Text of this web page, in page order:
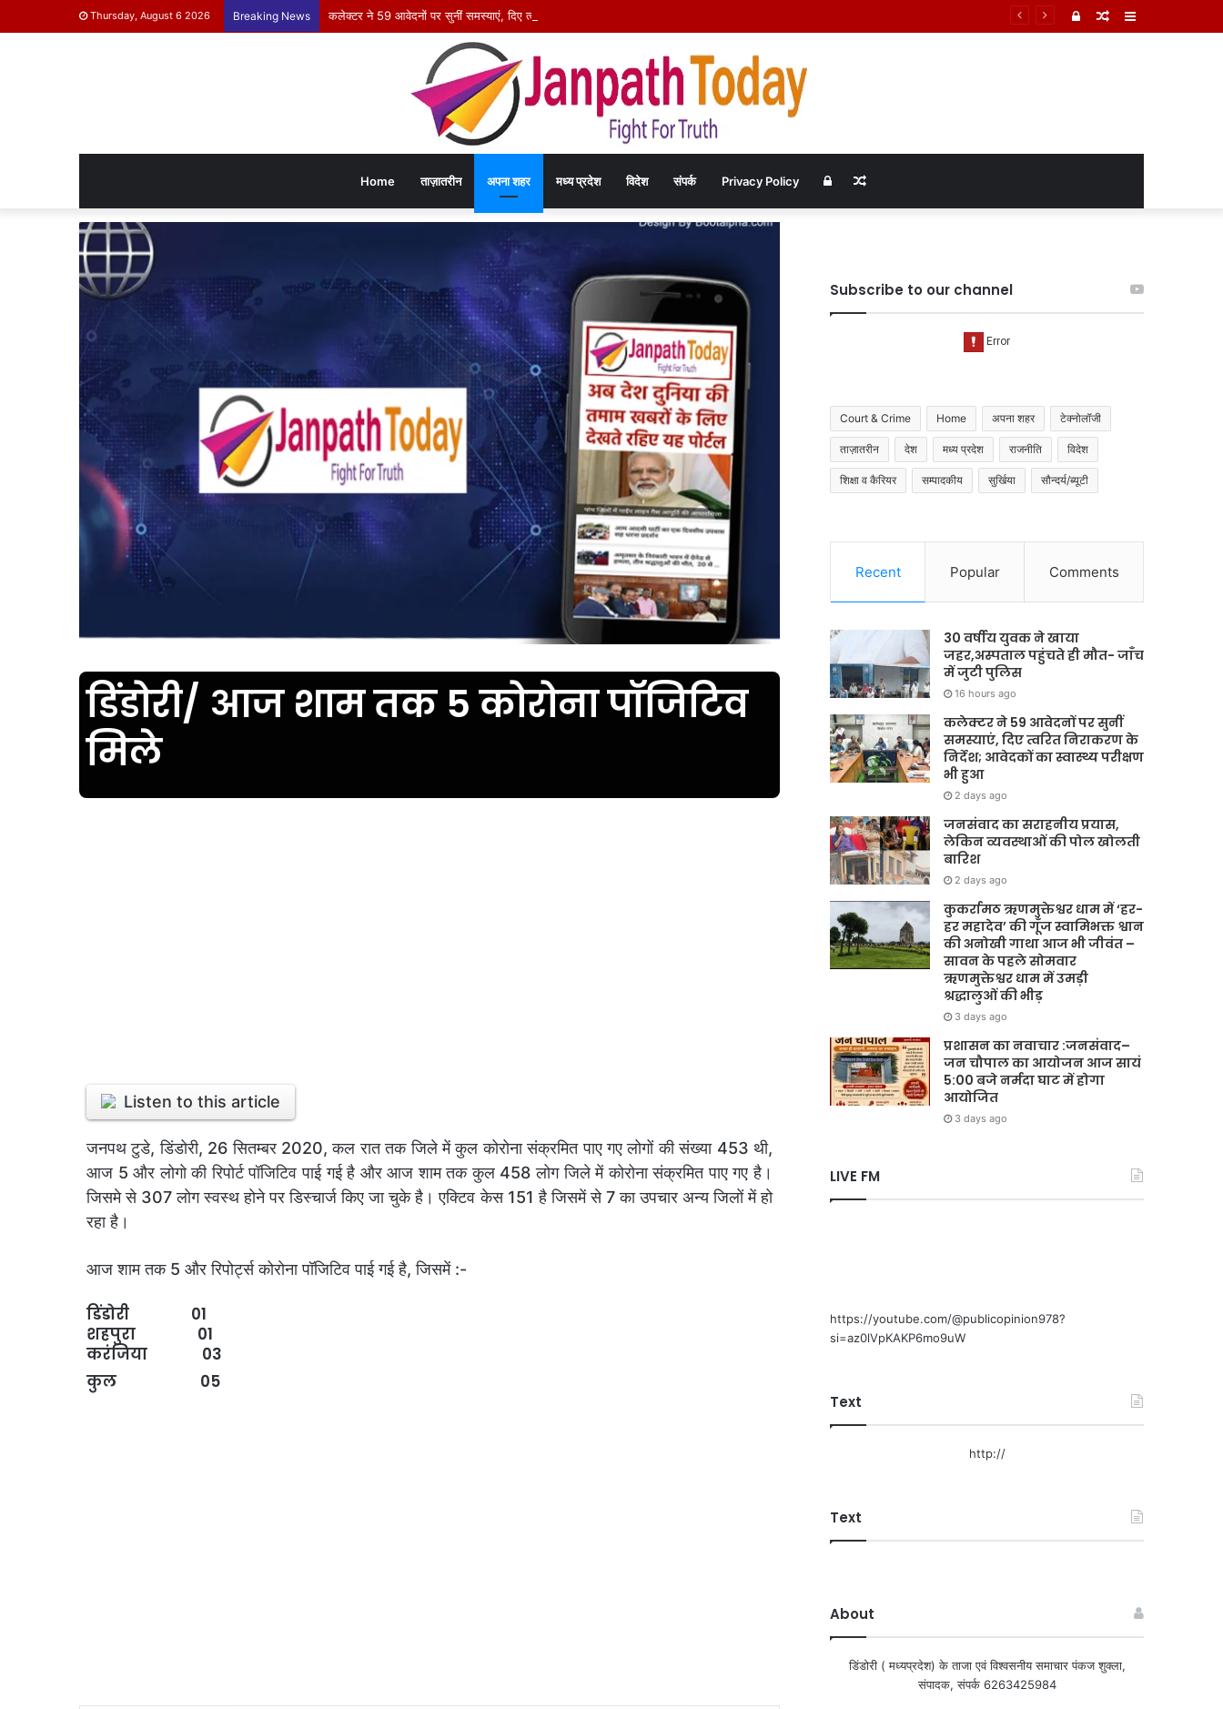
Thursday, August 6 2026 Breaking News कलेक्टर ने 59 आवेदनों पर सुनीं समस्याएं, दिए त्वरित निराकरण के निर्देश; आवेदकों का स्वास्थ्य परीक्षण भी हुआ Random
Log
Home ताज़ातरीन अपना शहर मध्य प्रदेश विदेश संपर्क Privacy Policy Random
Log
डिंडोरी/ आज शाम तक 5 कोरोना पॉजिटिव
मिले
Listen to this article
जनपथ टुडे, डिंडोरी, 26 सितम्बर 2020, कल रात तक जिले में कुल कोरोना संक्रमित पाए गए लोगों की संख्या 453 थी,
आज 5 और लोगो की रिपोर्ट पॉजिटिव पाई गई है और आज शाम तक कुल 458 लोग जिले में कोरोना संक्रमित पाए गए है।
जिसमे से 307 लोग स्वस्थ होने पर डिस्चार्ज किए जा चुके है। एक्टिव केस 151 है जिसमें से 7 का उपचार अन्य जिलों में हो
रहा है।
आज शाम तक 5 और रिपोर्ट्स कोरोना पॉजिटिव पाई गई है, जिसमें :-
डिंडोरी 01
शहपुरा 01
करंजिया 03
कुल 05
Subscribe to our channel
Court & Crime Home अपना शहर टेक्नोलॉजी
ताज़ातरीन देश मध्य प्रदेश राजनीति विदेश
शिक्षा व कैरियर सम्पादकीय सुर्खिया सौन्दर्य/ब्यूटी
Recent Popular Comments
30 वर्षीय युवक ने खाया
जहर,अस्पताल पहुंचते ही मौत- जाँच
में जुटी पुलिस
16 hours ago
कलेक्टर ने 59 आवेदनों पर सुनीं
समस्याएं, दिए त्वरित निराकरण के
निर्देश; आवेदकों का स्वास्थ्य परीक्षण
भी हुआ
2 days ago
जनसंवाद का सराहनीय प्रयास,
लेकिन व्यवस्थाओं की पोल खोलती
बारिश
2 days ago
कुकर्रामठ ऋणमुक्तेश्वर धाम में ‘हर-
हर महादेव’ की गूँज स्वामिभक्त श्वान
की अनोखी गाथा आज भी जीवंत –
सावन के पहले सोमवार
ऋणमुक्तेश्वर धाम में उमड़ी
श्रद्धालुओं की भीड़
3 days ago
प्रशासन का नवाचार :जनसंवाद–
जन चौपाल का आयोजन आज सायं
5:00 बजे नर्मदा घाट में होगा
आयोजित
3 days ago
LIVE FM
https://youtube.com/@publicopinion978?
si=az0lVpKAKP6mo9uW
Text
http://
Text
About
डिंडोरी ( मध्यप्रदेश) के ताजा एवं विश्वसनीय समाचार पंकज शुक्ला,
संपादक, संपर्क 6263425984